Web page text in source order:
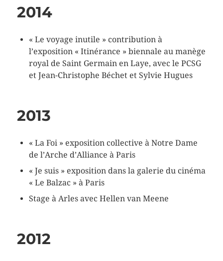
2014
« Le voyage inutile » contribution à
l’exposition « Itinérance » biennale au manège
royal de Saint Germain en Laye, avec le PCSG
et Jean-Christophe Béchet et Sylvie Hugues
2013
« La Foi » exposition collective à Notre Dame
de l’Arche d’Alliance à Paris
« Je suis » exposition dans la galerie du cinéma
« Le Balzac » à Paris
Stage à Arles avec Hellen van Meene
2012